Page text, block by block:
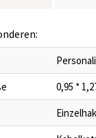
0,95 *